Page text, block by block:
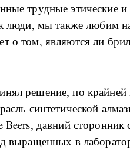
трудные этические
люди, мы также любим
о том, являются ли
решение, по
синтетической
давний сторонник
выращенных в